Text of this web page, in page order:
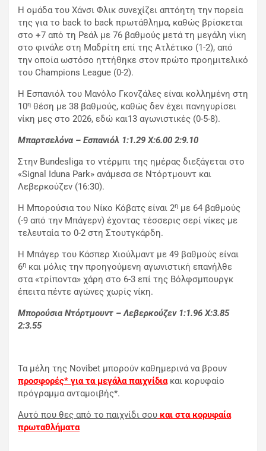
Η ομάδα του Χάνσι Φλικ συνεχίζει απτόητη την πορεία
της για το back to back πρωτάθλημα, καθώς βρίσκεται
στο +7 από τη Ρεάλ με 76 βαθμούς μετά τη μεγάλη νίκη
στο φινάλε στη Μαδρίτη επί της Ατλέτικο (1-2), από
την οποία ωστόσο ηττήθηκε στον πρώτο προημιτελικό
του Champions League (0-2).
Η Εσπανιόλ του Μανόλο Γκονζάλες είναι κολλημένη στη
10η θέση με 38 βαθμούς, καθώς δεν έχει πανηγυρίσει
νίκη μες στο 2026, εδώ και13 αγωνιστικές (0-5-8).
Μπαρτσελόνα – Εσπανιόλ 1:1.29X:6.00 2:9.10
Στην Bundesliga το ντέρμπι της ημέρας διεξάγεται στο
«Signal Iduna Park» ανάμεσα σε Ντόρτμουντ και
Λεβερκούζεν (16:30).
Η Μπορούσια του Νίκο Κόβατς είναι 2η με 64 βαθμούς
(-9 από την Μπάγερν) έχοντας τέσσερις σερί νίκες με
τελευταία το 0-2 στη Στουτγκάρδη.
Η Μπάγερ του Κάσπερ Χιούλμαντ με 49 βαθμούς είναι
6η και μόλις την προηγούμενη αγωνιστική επανήλθε
στα «τρίποντα» χάρη στο 6-3 επί της Βόλφσμπουργκ
έπειτα πέντε αγώνες χωρίς νίκη.
Μπορούσια Ντόρτμουντ – Λεβερκούζεν 1:1.96X:3.85
2:3.55
Τα μέλη της Novibet μπορούν καθημερινά να βρουν
προσφορές* για τα μεγάλα παιχνίδιακαι κορυφαίο
πρόγραμμα ανταμοιβής*.
Αυτό που θες από το παιχνίδι σου και στα κορυφαία
πρωταθλήματα